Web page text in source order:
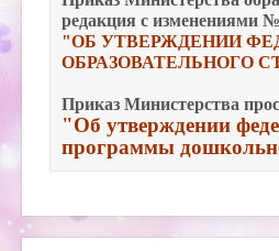
редакция с изменениями
"ОБ УТВЕРЖДЕНИИ
ОБРАЗОВАТЕЛЬНОГО
Приказ Министерства
"Об утверждении
программы